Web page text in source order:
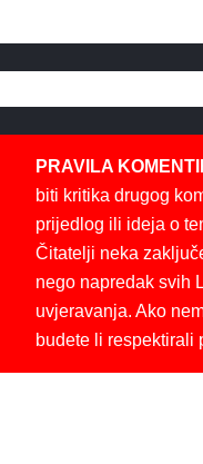
PRAVILA
biti kritika drugog
prijedlog ili ideja o
Čitatelji neka
nego napredak svih
uvjeravanja. Ako
budete li respektirali